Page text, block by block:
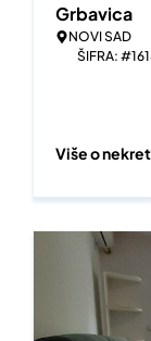
Grbavica
NOVI SAD
ŠIFRA:
Više o